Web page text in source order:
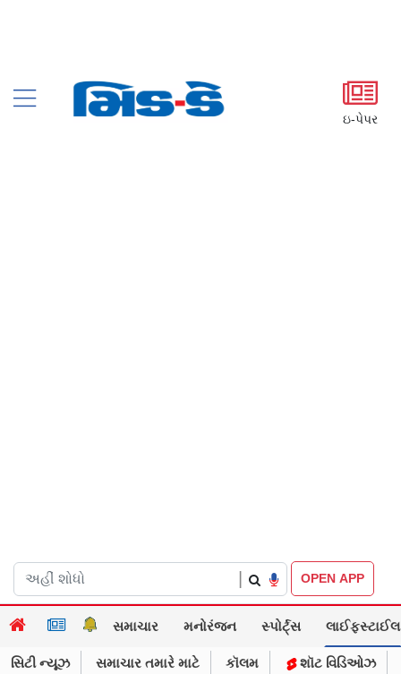
ઇ-પેપર
OPEN APP
સમાચાર મનોરંજન સ્પોર્ટ્સ લાઈફસ્ટાઈલ
સિટી ન્યૂઝ સમાચાર તમારે માટે કૉલમ શૉટ વિડિઓઝ